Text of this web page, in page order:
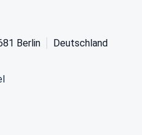
Berlin Deutschland